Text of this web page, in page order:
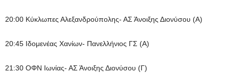
20:00 Κύκλωπες Αλεξανδρούπολης- ΑΣ Άνοιξης Διονύσου (Α)
20:45 Ιδομενέας Χανίων- Πανελλήνιος ΓΣ (Α)
21:30 ΟΦΝ Ιωνίας- ΑΣ Άνοιξης Διονύσου (Γ)